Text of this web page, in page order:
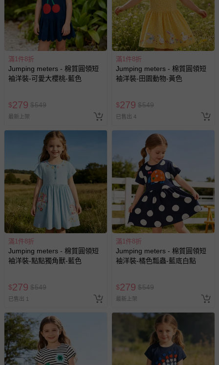
滿1件8折
Jumping meters - 棉質圓領短
袖洋裝-可愛大櫻桃-藍色
$279 $549
最新上架
滿1件8折
Jumping meters - 棉質圓領短
袖洋裝-田園動物-黃色
$279 $549
已售出 4
滿1件8折
Jumping meters - 棉質圓領短
袖洋裝-點點獨角獸-藍色
$279 $549
已售出 1
滿1件8折
Jumping meters - 棉質圓領短
袖洋裝-橘色瓢蟲-藍底白點
$279 $549
最新上架